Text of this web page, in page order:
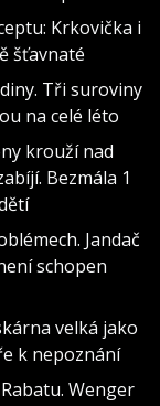
Krkovička i
šťavnaté
Tři suroviny
na celé léto
krouží nad
Bezmála 1
Jandač
schopen
velká jako
k nepoznání
Wenger